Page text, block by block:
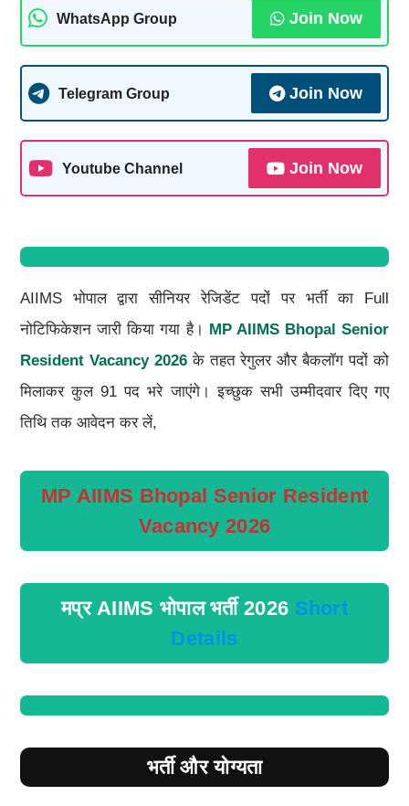
WhatsApp Group Join Now
Telegram Group Join Now
Youtube Channel Join Now
AIIMS भोपाल द्वारा सीनियर रेजिडेंट पदों पर भर्ती का Full
नोटिफिकेशन जारी किया गया है। MP AIIMS Bhopal Senior
Resident Vacancy 2026के तहत रेगुलर और बैकलॉग पदों को
मिलाकर कुल 91 पद भरे जाएंगे। इच्छुक सभी उम्मीदवार दिए गए
तिथि तक आवेदन कर लें,
MP AIIMS Bhopal Senior Resident
Vacancy 2026
मप्र AIIMS भोपाल भर्ती 2026 Short
Details
भर्ती और योग्यता